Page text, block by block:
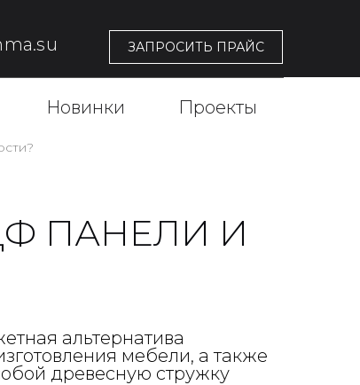
ЗАПРОСИТЬ ПРАЙС
Новинки Проекты
ПАНЕЛИ И
альтернатива
мебели, а также
древесную стружку